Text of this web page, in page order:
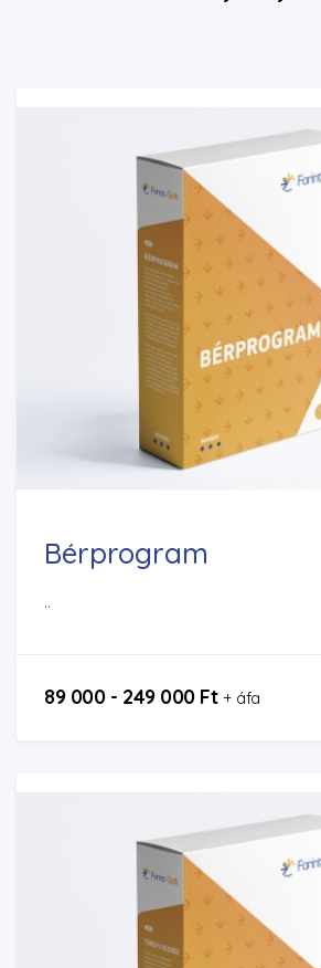
Bérprogram
..
89 000 - 249 000 Ft + áfa